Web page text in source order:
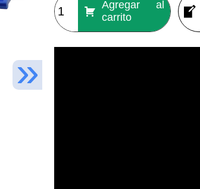
Agregar al
carrito